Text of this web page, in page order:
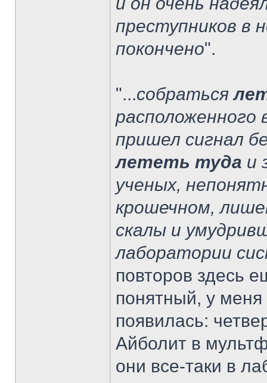
преступников в
покончено".
"...собраться
пришел сигнал
лететь туда и
ученых,
крошечном,
скалы и
лаборатории
повторов здесь
понятный, у меня
появилась:
Айболит в
они все-таки в